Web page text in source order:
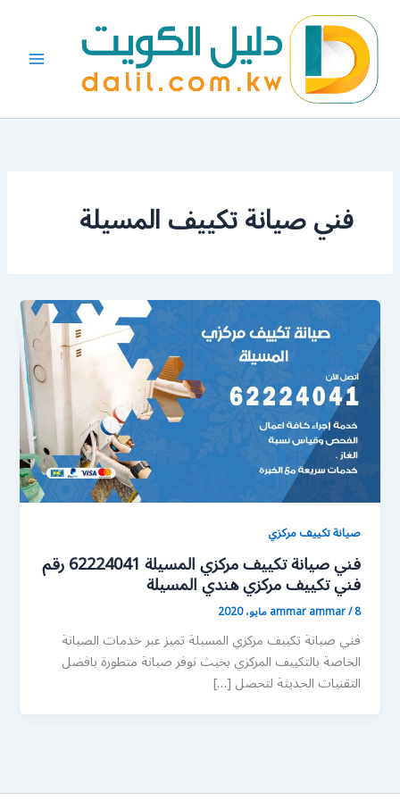
المحتوى
فني صيانة تكييف المسيلة
صيانة تكييف مركزي
فني صيانة تكييف مركزي المسيلة 62224041 رقم
فني تكييف مركزي هندي المسيلة
ammar ammar/8 مايو، 2020
فني صيانة تكييف مركزي المسيلة تميز عبر خدمات الصيانة
الخاصة بالتكييف المركزي بحيث نوفر صيانة متطورة بافضل
التقنيات الحديثة لتحصل […]